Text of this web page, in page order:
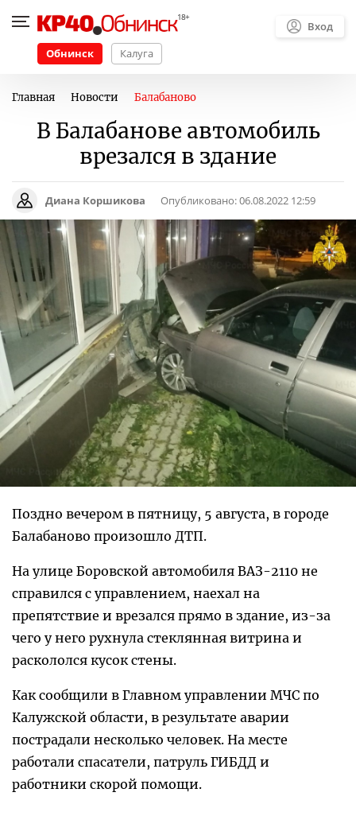
Обнинск Калуга
Вход
Главная Новости Балабаново
В Балабанове автомобиль
врезался в здание
Диана Коршикова Опубликовано:06.08.2022 12:59
Поздно вечером в пятницу, 5 августа, в городе
Балабаново произошло ДТП.
На улице Боровской автомобиля ВАЗ-2110 не
справился с управлением, наехал на
препятствие и врезался прямо в здание, из-за
чего у него рухнула стеклянная витрина и
раскололся кусок стены.
Как сообщили в Главном управлении МЧС по
Калужской области, в результате аварии
пострадали несколько человек. На месте
работали спасатели, патруль ГИБДД и
работники скорой помощи.